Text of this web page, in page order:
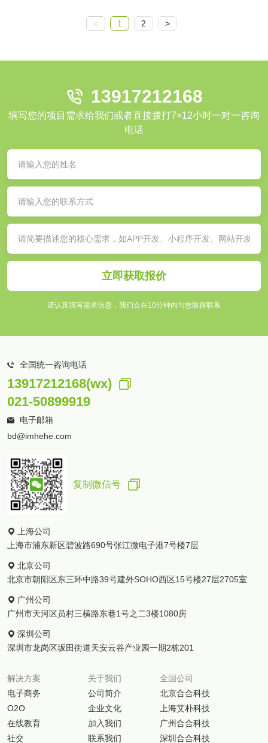
< 1 2 >
填写您的项目需求给我们或者直接拨打7×12小时一对一咨询
电话
13917212168
立即获取报价
请认真填写需求信息，我们会在10分钟内与您取得联系
全国统一咨询电话
13917212168(wx)
021-50899919
电子邮箱
bd@imhehe.com
复制微信号
上海公司
上海市浦东新区碧波路690号张江微电子港7号楼7层
北京公司
北京市朝阳区东三环中路39号建外SOHO西区15号楼27层2705室
广州公司
广州市天河区员村三横路东巷1号之二3楼1080房
深圳公司
深圳市龙岗区坂田街道天安云谷产业园一期2栋201
解决方案
电子商务
O2O
在线教育
社交
关于我们
公司简介
企业文化
加入我们
联系我们
全国公司
北京合合科技
上海艾朴科技
广州合合科技
深圳合合科技